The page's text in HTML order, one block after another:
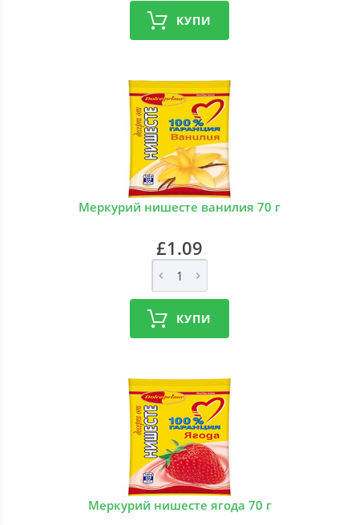
КУПИ
Меркурий нишесте ванилия 70 г
£1.09
КУПИ
Меркурий нишесте ягода 70 г